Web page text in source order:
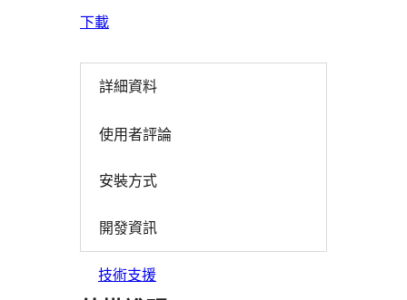
下載
詳細資料
使用者評論
安裝方式
開發資訊
技術支援